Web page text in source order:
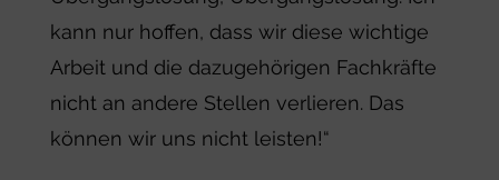
kann nur hoffen, dass wir diese wichtige
Arbeit und die dazugehörigen Fachkräfte
nicht an andere Stellen verlieren. Das
können wir uns nicht leisten!“